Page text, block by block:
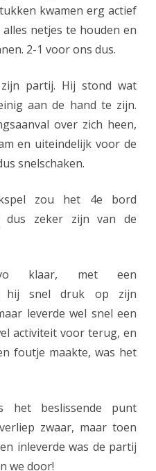
n
a
v
e
r
n
n
n
g
p
a
s
kwamen erg actief
netjes te houden en
2-1 voor ons dus.
partij. Hij stond wat
aan de hand te zijn.
over zich heen,
en uiteindelijk voor de
snelschaken.
zou het 4e bord
dus zeker zijn van de
klaar, met een
hij snel druk op zijn
leverde wel snel een
activiteit voor terug, en
foutje maakte, was het
het beslissende punt
zwaar, maar toen
inleverde was de partij
we door!